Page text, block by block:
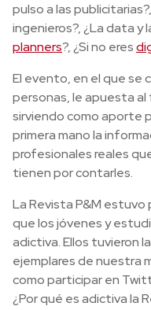
pulso a las
ingenieros?, ¿La data y
planners?, ¿Si no eres
El evento, en el que se
personas, le apuesta
sirviendo como aporte
primera mano la
profesionales reales
tienen por contarles.
La Revista P&M
que los jóvenes y
adictiva. Ellos tuvieron
ejemplares de nuestra
como participar en
¿Por qué es adictiva la